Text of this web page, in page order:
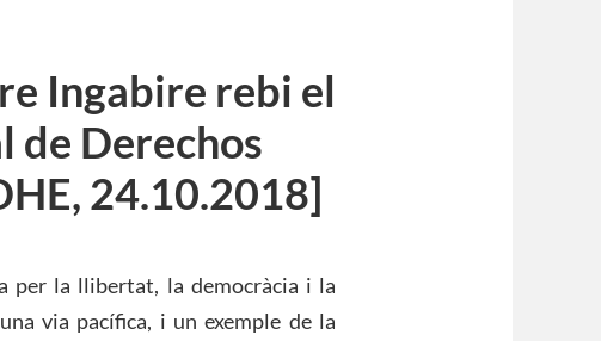
Ingabire rebi el
de Derechos
24.10.2018]
per la llibertat, la democràcia i la
via pacífica, i un exemple de la